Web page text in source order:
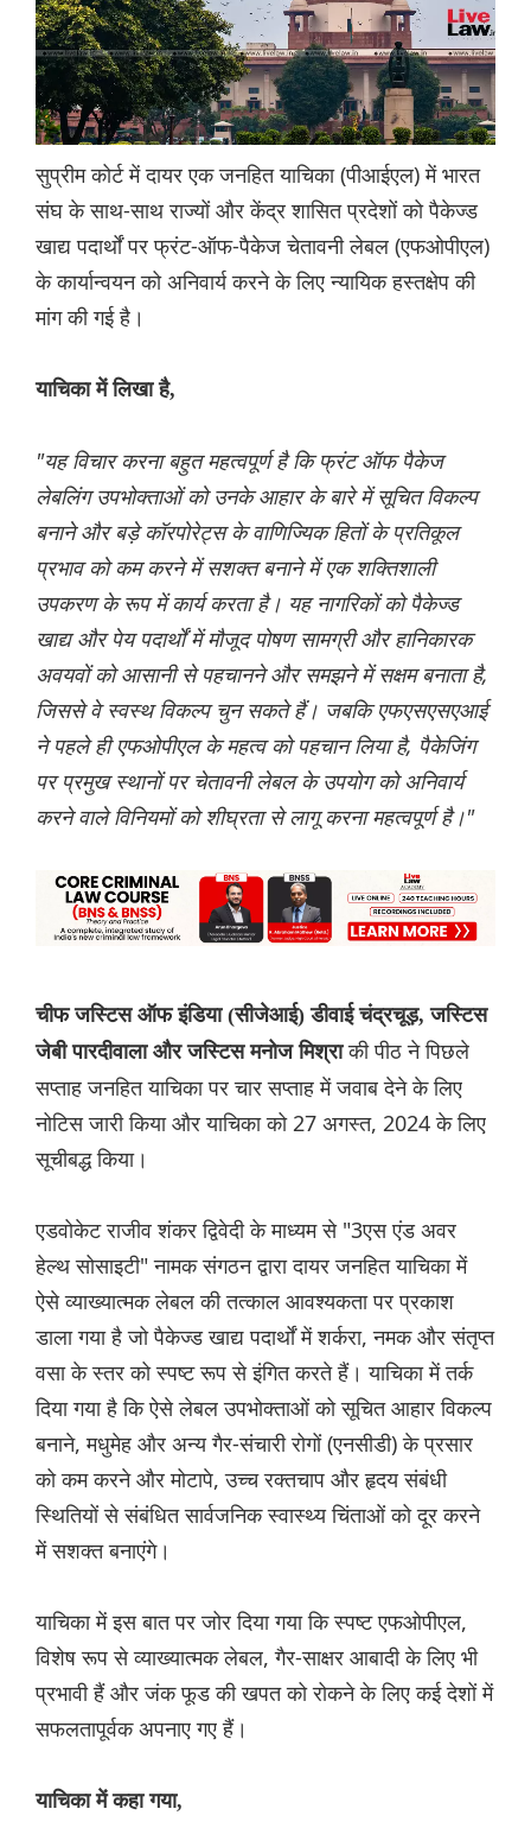
सुप्रीम कोर्ट में दायर एक जनहित याचिका (पीआईएल) में भारत
संघ के साथ-साथ राज्यों और केंद्र शासित प्रदेशों को पैकेज्ड
खाद्य पदार्थों पर फ्रंट-ऑफ-पैकेज चेतावनी लेबल (एफओपीएल)
के कार्यान्वयन को अनिवार्य करने के लिए न्यायिक हस्तक्षेप की
मांग की गई है।
याचिका में लिखा है,
"यह विचार करना बहुत महत्वपूर्ण है कि फ्रंट ऑफ पैकेज
लेबलिंग उपभोक्ताओं को उनके आहार के बारे में सूचित विकल्प
बनाने और बड़े कॉरपोरेट्स के वाणिज्यिक हितों के प्रतिकूल
प्रभाव को कम करने में सशक्त बनाने में एक शक्तिशाली
उपकरण के रूप में कार्य करता है। यह नागरिकों को पैकेज्ड
खाद्य और पेय पदार्थों में मौजूद पोषण सामग्री और हानिकारक
अवयवों को आसानी से पहचानने और समझने में सक्षम बनाता है,
जिससे वे स्वस्थ विकल्प चुन सकते हैं। जबकि एफएसएसएआई
ने पहले ही एफओपीएल के महत्व को पहचान लिया है, पैकेजिंग
पर प्रमुख स्थानों पर चेतावनी लेबल के उपयोग को अनिवार्य
करने वाले विनियमों को शीघ्रता से लागू करना महत्वपूर्ण है।"
चीफ जस्टिस ऑफ इंडिया (सीजेआई) डीवाई चंद्रचूड़, जस्टिस
जेबी पारदीवाला और जस्टिस मनोज मिश्राकी पीठ ने पिछले
सप्ताह जनहित याचिका पर चार सप्ताह में जवाब देने के लिए
नोटिस जारी किया और याचिका को 27 अगस्त, 2024 के लिए
सूचीबद्ध किया।
एडवोकेट राजीव शंकर द्विवेदी के माध्यम से "3एस एंड अवर
हेल्थ सोसाइटी" नामक संगठन द्वारा दायर जनहित याचिका में
ऐसे व्याख्यात्मक लेबल की तत्काल आवश्यकता पर प्रकाश
डाला गया है जो पैकेज्ड खाद्य पदार्थों में शर्करा, नमक और संतृप्त
वसा के स्तर को स्पष्ट रूप से इंगित करते हैं। याचिका में तर्क
दिया गया है कि ऐसे लेबल उपभोक्ताओं को सूचित आहार विकल्प
बनाने, मधुमेह और अन्य गैर-संचारी रोगों (एनसीडी) के प्रसार
को कम करने और मोटापे, उच्च रक्तचाप और हृदय संबंधी
स्थितियों से संबंधित सार्वजनिक स्वास्थ्य चिंताओं को दूर करने
में सशक्त बनाएंगे।
याचिका में इस बात पर जोर दिया गया कि स्पष्ट एफओपीएल,
विशेष रूप से व्याख्यात्मक लेबल, गैर-साक्षर आबादी के लिए भी
प्रभावी हैं और जंक फूड की खपत को रोकने के लिए कई देशों में
सफलतापूर्वक अपनाए गए हैं।
याचिका में कहा गया,